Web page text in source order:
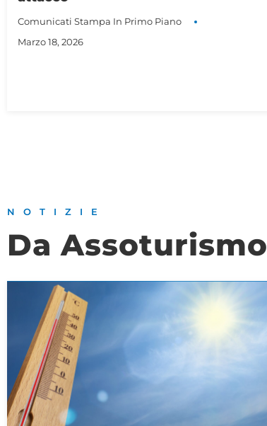
organizzazioni datoriali”
NOTIZIE
Da Assoturismo